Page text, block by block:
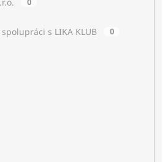
s LIKA KLUB 0